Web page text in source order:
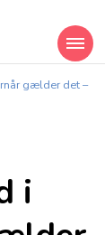
gælder det –
i